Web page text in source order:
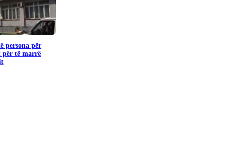
persona për
për të marrë